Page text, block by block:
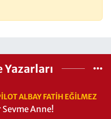
Yazarları
ALBAY FATIH EĞİLMEZ
Sevme Anne!